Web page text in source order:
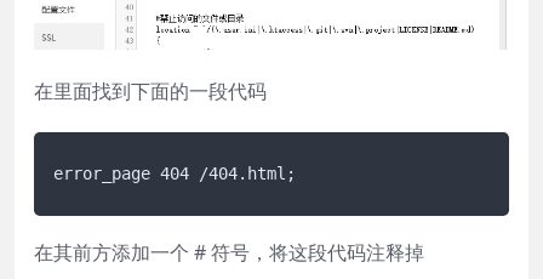
在里面找到下面的一段代码
error_page 404 /404.html;
在其前方添加一个 # 符号，将这段代码注释掉